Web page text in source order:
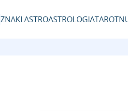
ZNAKI ASTROASTROLOGIATAROT